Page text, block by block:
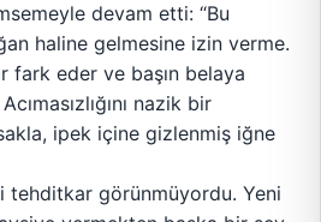
devam etti: “Bu
haline gelmesine izin verme.
fark eder ve başın belaya
nazik bir
ipek içine gizlenmiş iğne
tehditkar görünmüyordu. Yeni